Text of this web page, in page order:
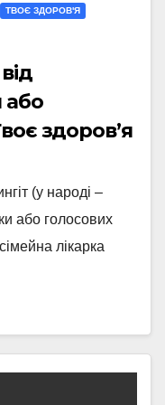
ТВОЄ ЗДОРОВ'Я
або
здоров’я
(у народі –
або голосових
лікарка